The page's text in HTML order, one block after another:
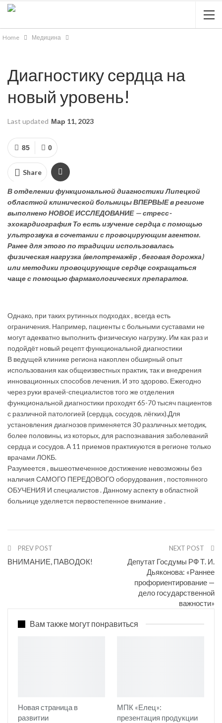
Home Медицина
Диагностику сердца на
новый уровень!
Last updated Мар 11, 2023
0
85
Share
В отделении функциональной диагностики Липецкой
областной клинической больницы ВПЕРВЫЕ в регионе
выполнено НОВОЕ ИССЛЕДОВАНИЕ — стресс-
эхокардиография То есть изучение сердца с помощью
ультрозвука в сочетании с провоцирующим агентом.
Ранее для этого по традиции использовалась
физическая нагрузка (велотренажёр , беговая дорожка)
или методики провоцирующие сердце сокращаться
чаще с помощью фармакологических препаратов.
Однако, при таких рутинных подходах , всегда есть
ограничения. Например, пациенты с больными суставами не
могут адекватно выполнить физическую нагрузку. Им как раз и
подойдёт новый рецепт функциональной диагностики
В ведущей клинике региона накоплен обширный опыт
использования как общеизвестных практик, так и внедрения
инновационных способов лечения. И это здорово. Ежегодно
через руки врачей-специалистов того же отделения
функциональной диагностики проходят 65-70 тысяч пациентов
с различной патологией (сердца, сосудов, лёгких).Для
установления диагнозов применяется 30 различных методик,
более половины, из которых, для распознавания заболеваний
сердца и сосудов. А 11 приемов практикуются в регионе только
врачами ЛОКБ.
Разумеется , вышеотмеченное достижение невозможны без
наличия САМОГО ПЕРЕДОВОГО оборудования , постоянного
ОБУЧЕНИЯ И специалистов . Данному аспекту в областной
больнице уделяется первостепенное внимание .
PREV POST
ВНИМАНИЕ, ПАВОДОК!
NEXT POST
Депутат Госдумы РФ Т. И.
Дьяконова: «Раннее
профориентирование —
дело государственной
важности»
Вам также могут понравиться
Новая страница в
развитии
МПК «Елец»:
презентация продукции